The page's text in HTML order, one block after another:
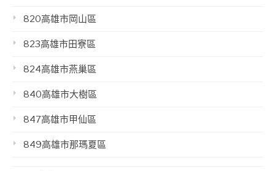
820高雄市岡山區
823高雄市田寮區
824高雄市燕巢區
840高雄市大樹區
847高雄市甲仙區
849高雄市那瑪夏區